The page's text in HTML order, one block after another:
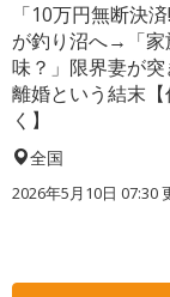
「10万円無断決
が釣り沼へ→「家
味？」限界妻が突
離婚という結末
く】
全国
2026年5月10日 07:30